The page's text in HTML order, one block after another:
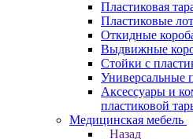
Пластиковая
Пластиковые
Откидные
Выдвижные
Стойки с
Универсальные
Аксессуары и
пластиковой
Медицинская мебель
Назад